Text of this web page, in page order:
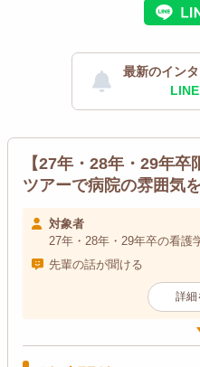
最新のイン
LINE
【27年・28年・29年
ツアーで病院の雰囲気
対象者
27年・28年・29年卒の看護
先輩の話が聞ける
詳細